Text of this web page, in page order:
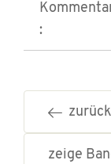
:
zurück
zeige